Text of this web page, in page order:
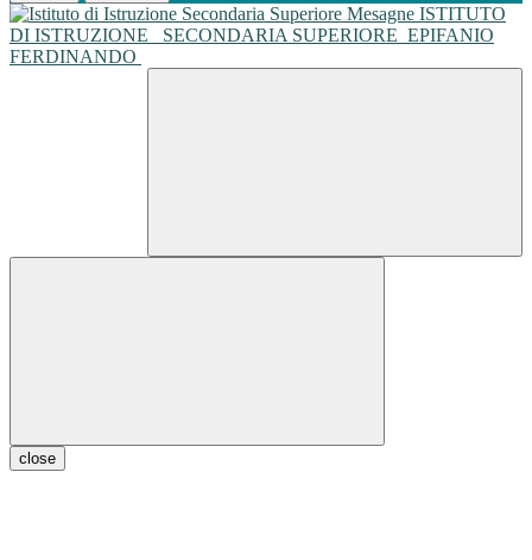
ISTITUTO
DI ISTRUZIONE
SECONDARIA SUPERIORE EPIFANIO
FERDINANDO
close